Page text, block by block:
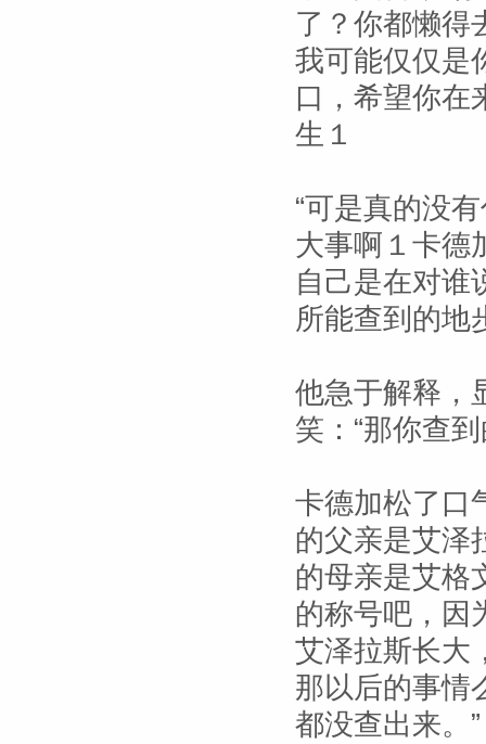
了？你都懒得
我可能仅仅是
口，希望你在
生１
“可是真的没
大事啊１卡德
自己是在对谁
所能查到的
他急于解释，
笑：“那你查
卡德加松了口
的父亲是艾泽
的母亲是艾格
的称号吧，因
艾泽拉斯长大
那以后的事情
都没查出来。”